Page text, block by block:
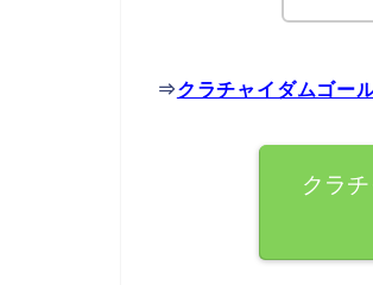
⇒クラチャイダムゴー
クラ